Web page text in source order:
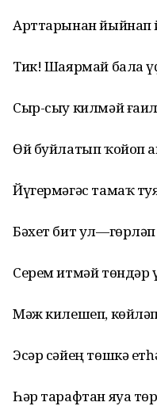
Арттарынан йыйнап
Тик! Шаярмай бала
Сыр-сыу килмәй
Өй буйлатып ҡойоп
Йүгермәгәс тамаҡ
Бәхет бит
Серем итмәй төндәр
Мәж килешеп,
Эсәр сәйең төшкә
Һәр тарафтан яуа